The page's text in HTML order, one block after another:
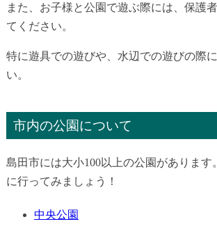
また、お子様と公園で遊ぶ際には、保護
てください。
特に遊具での遊びや、水辺での遊びの際
い。
市内の公園について
島田市には大小100以上の公園があります
に行ってみましょう！
中央公園